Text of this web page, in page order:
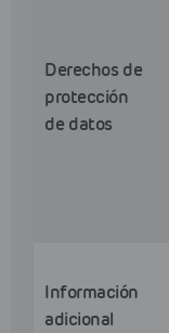
Derechos de
protección
de datos
Información
adicional